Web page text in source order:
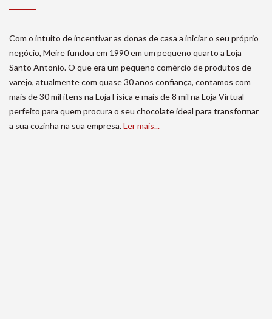
Com o intuito de incentivar as donas de casa a iniciar o seu próprio
negócio, Meire fundou em 1990 em um pequeno quarto a Loja
Santo Antonio. O que era um pequeno comércio de produtos de
varejo, atualmente com quase 30 anos confiança, contamos com
mais de 30 mil itens na Loja Física e mais de 8 mil na Loja Virtual
perfeito para quem procura o seu chocolate ideal para transformar
a sua cozinha na sua empresa.Ler mais...